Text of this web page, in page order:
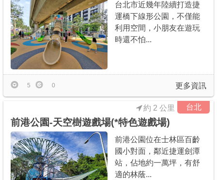
台北市近幾年陸續打造捷
運橋下線形公園，不僅能
利用空間，小朋友在遊玩
時還不怕...
更多資訊
5 0
台北
前港公園-天空樹遊戲場(*特色遊戲場)
約 2 公里
前港公園位在士林區百齡
國小對面，鄰近捷運劍潭
站，佔地約一萬坪，有舒
適的林蔭...